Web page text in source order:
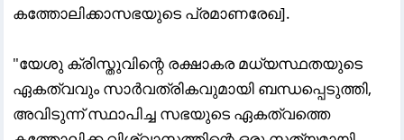
കത്തോലിക്കാസഭയുടെ പ്രമാണരേഖ].
"യേശു ക്രിസ്തുവിന്റെ രക്ഷാകര മധ്യസ്ഥതയുടെ
ഏകത്വവും സാർവത്രികവുമായി ബന്ധപ്പെടുത്തി,
അവിടുന്ന് സ്ഥാപിച്ച സഭയുടെ ഏകത്വത്തെ